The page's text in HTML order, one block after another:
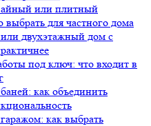
или плитный
выбрать для частного дома
двухэтажный дом с
под ключ: что входит в
как объединить
как выбрать